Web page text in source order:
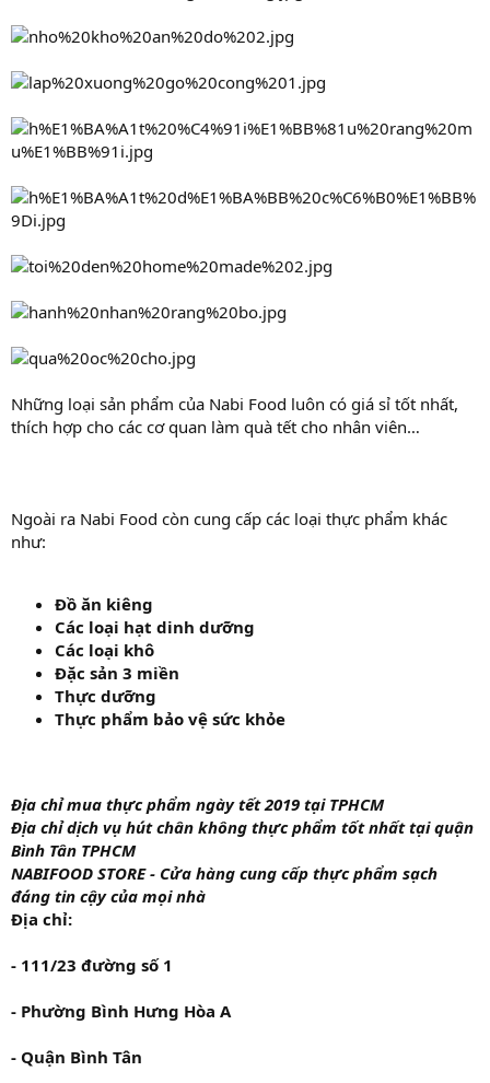
Những loại sản phẩm của Nabi Food luôn có giá sỉ tốt nhất,
thích hợp cho các cơ quan làm quà tết cho nhân viên…
Ngoài ra Nabi Food còn cung cấp các loại thực phẩm khác
như:
Đồ ăn kiêng
Các loại hạt dinh dưỡng
Các loại khô
Đặc sản 3 miền
Thực dưỡng
Thực phẩm bảo vệ sức khỏe
Địa chỉ mua thực phẩm ngày tết 2019 tại TPHCM
Địa chỉ dịch vụ hút chân không thực phẩm tốt nhất tại quận
Bình Tân TPHCM
NABIFOOD STORE - Cửa hàng cung cấp thực phẩm sạch
đáng tin cậy của mọi nhà
Địa chỉ:
- 111/23 đường số 1
- Phường Bình Hưng Hòa A
- Quận Bình Tân